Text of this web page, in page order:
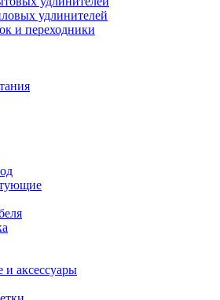
удлинителей
и переходники
и аксессуары